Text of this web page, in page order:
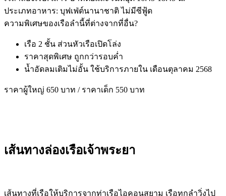
ประเภทอาหาร: บุฟเฟ่ต์นานาชาติ ไม่มีซีฟู้ด
ความพิเศษของเรือลำนี้ที่ต่างจากที่อื่น?
เรือ 2 ชั้น ส่วนหัวเรือเปิดโล่ง
ราคาสุดพิเศษ ถูกกว่ารอบค่ำ
น้ำอัดลมเติมไม่อั้น ใช้บริการภายใน เดือนตุลาคม 2568
ราคาผู้ใหญ่ 650 บาท / ราคาเด็ก 550 บาท
เส้นทางล่องเรือเจ้าพระยา
เส้นทางที่เรือให้บริการจากท่าเรือไอคอนสยาม เรือทุกลำวิ่งไป